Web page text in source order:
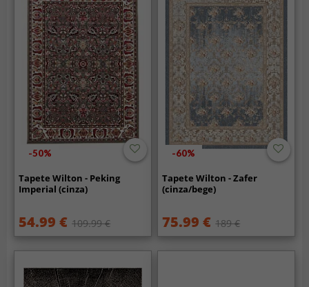
-50%
Tapete Wilton - Peking
Imperial (cinza)
54.99 € 109.99 €
-60%
Tapete Wilton - Zafer
(cinza/bege)
75.99 € 189 €